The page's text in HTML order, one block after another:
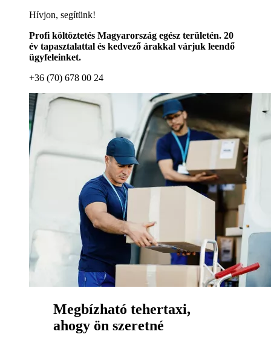
Hívjon, segítünk!
Profi költöztetés Magyarország egész területén. 20
év tapasztalattal és kedvező árakkal várjuk leendő
ügyfeleinket.
+36 (70) 678 00 24
Megbízható tehertaxi,
ahogy ön szeretné